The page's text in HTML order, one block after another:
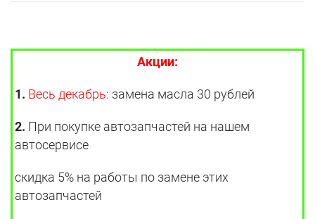
Акции:
1. Весь декабрь: замена масла 30 рублей
2. При покупке автозапчастей на нашем
автосервисе
скидка 5% на работы по замене этих
автозапчастей